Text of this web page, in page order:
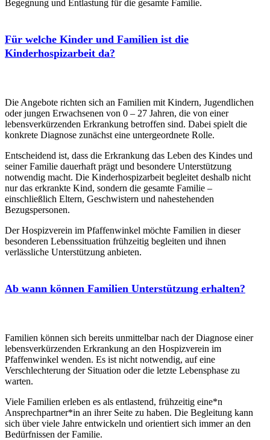
Begegnung und Entlastung für die gesamte Familie.
Für welche Kinder und Familien ist die
Kinderhospizarbeit da?
Die Angebote richten sich an Familien mit Kindern, Jugendlichen
oder jungen Erwachsenen von 0 – 27 Jahren, die von einer
lebensverkürzenden Erkrankung betroffen sind. Dabei spielt die
konkrete Diagnose zunächst eine untergeordnete Rolle.
Entscheidend ist, dass die Erkrankung das Leben des Kindes und
seiner Familie dauerhaft prägt und besondere Unterstützung
notwendig macht. Die Kinderhospizarbeit begleitet deshalb nicht
nur das erkrankte Kind, sondern die gesamte Familie –
einschließlich Eltern, Geschwistern und nahestehenden
Bezugspersonen.
Der Hospizverein im Pfaffenwinkel möchte Familien in dieser
besonderen Lebenssituation frühzeitig begleiten und ihnen
verlässliche Unterstützung anbieten.
Ab wann können Familien Unterstützung erhalten?
Familien können sich bereits unmittelbar nach der Diagnose einer
lebensverkürzenden Erkrankung an den Hospizverein im
Pfaffenwinkel wenden. Es ist nicht notwendig, auf eine
Verschlechterung der Situation oder die letzte Lebensphase zu
warten.
Viele Familien erleben es als entlastend, frühzeitig eine*n
Ansprechpartner*in an ihrer Seite zu haben. Die Begleitung kann
sich über viele Jahre entwickeln und orientiert sich immer an den
Bedürfnissen der Familie.